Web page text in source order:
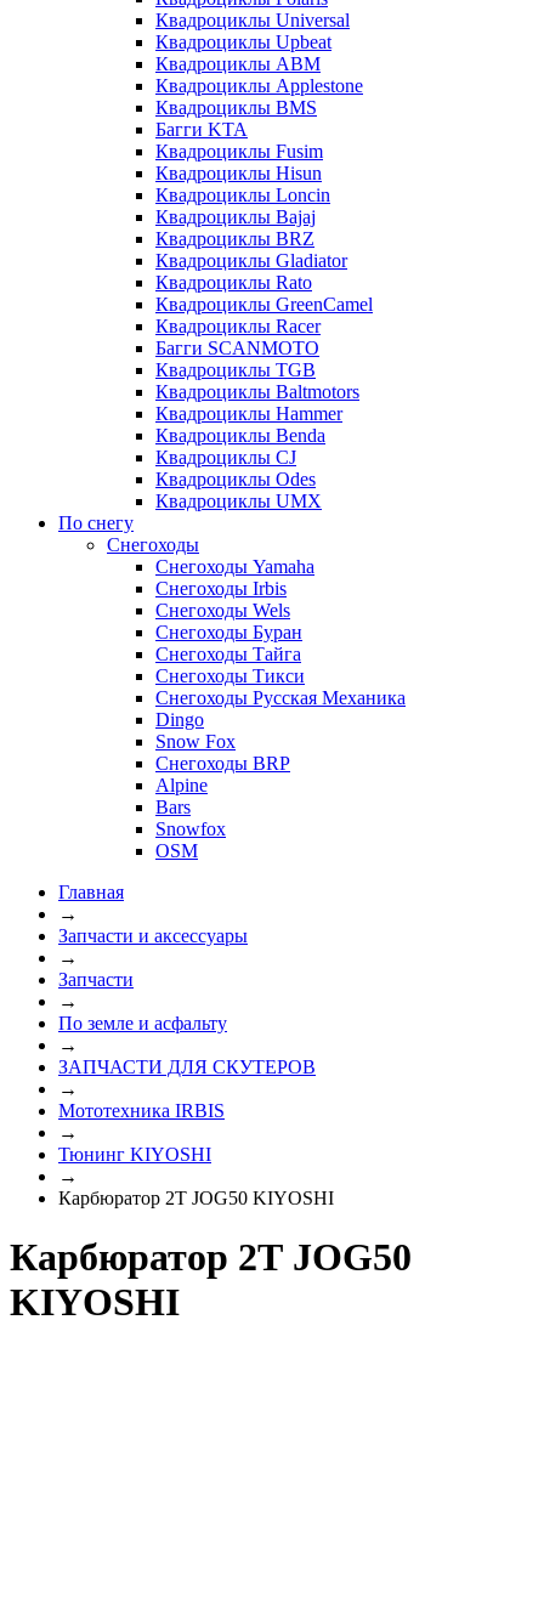
Квадроциклы Universal
Квадроциклы Upbeat
Квадроциклы ABM
Квадроциклы Applestone
Квадроциклы BMS
Багги KTA
Квадроциклы Fusim
Квадроциклы Hisun
Квадроциклы Loncin
Квадроциклы Bajaj
Квадроциклы BRZ
Квадроциклы Gladiator
Квадроциклы Rato
Квадроциклы GreenCamel
Квадроциклы Racer
Багги SCANMOTO
Квадроциклы TGB
Квадроциклы Baltmotors
Квадроциклы Hammer
Квадроциклы Benda
Квадроциклы CJ
Квадроциклы Odes
Квадроциклы UMX
По снегу
Снегоходы
Снегоходы Yamaha
Снегоходы Irbis
Снегоходы Wels
Снегоходы Буран
Снегоходы Тайга
Снегоходы Тикси
Снегоходы Русская Механика
Dingo
Snow Fox
Снегоходы BRP
Alpine
Bars
Snowfox
OSM
Главная
→
Запчасти и аксессуары
→
Запчасти
→
По земле и асфальту
→
ЗАПЧАСТИ ДЛЯ СКУТЕРОВ
→
Мототехника IRBIS
→
Тюнинг KIYOSHI
→
Карбюратор 2Т JOG50 KIYOSHI
Карбюратор 2Т JOG50
KIYOSHI